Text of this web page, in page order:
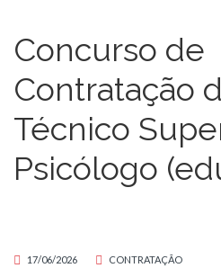
Concurso de
Contratação
Técnico
Psicólogo
17/06/2026 CONTRATAÇÃO